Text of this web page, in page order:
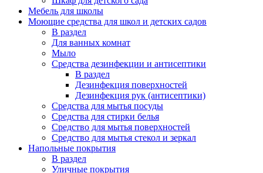
Мебель для школы
Моющие средства для школ и детских садов
В раздел
Для ванных комнат
Мыло
Средства дезинфекции и антисептики
В раздел
Дезинфекция поверхностей
Дезинфекция рук (антисептики)
Средства для мытья посуды
Средства для стирки белья
Средство для мытья поверхностей
Средство для мытья стекол и зеркал
Напольные покрытия
В раздел
Уличные покрытия